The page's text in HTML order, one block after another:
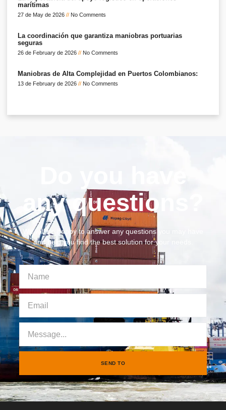
marítimas
27 de May de 2026 No Comments
La coordinación que garantiza maniobras portuarias
seguras
26 de February de 2026 No Comments
Maniobras de Alta Complejidad en Puertos Colombianos:
13 de February de 2026 No Comments
any questions?
We will be happy to answer any questions you may have
and help you find the best solution for your needs.
SEND TO